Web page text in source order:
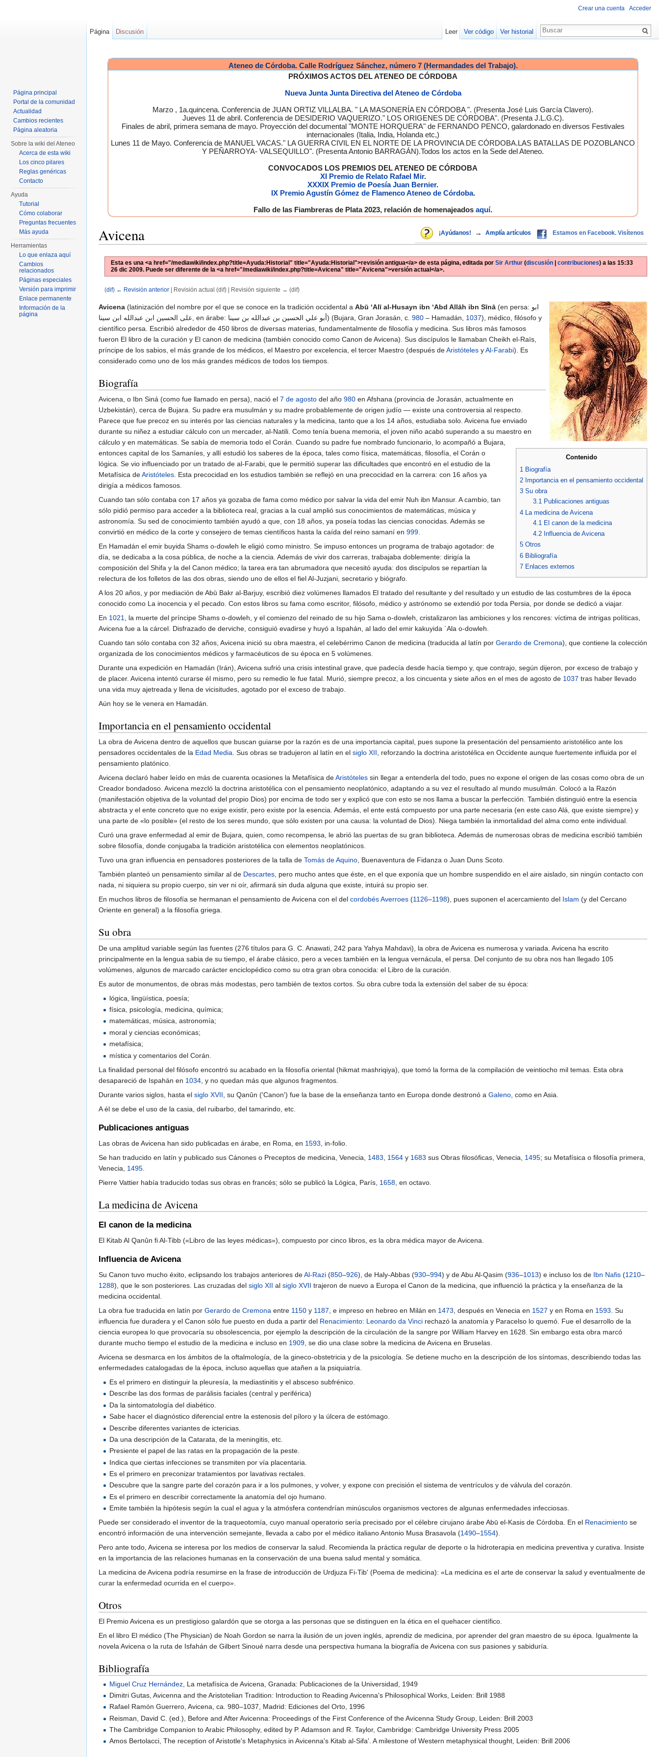
Ateneo de Córdoba. Calle Rodríguez Sánchez, número 7 (Hermandades del Trabajo).
PRÓXIMOS ACTOS DEL ATENEO DE CÓRDOBA
Nueva Junta Junta Directiva del Ateneo de Córdoba
Marzo , 1a.quincena. Conferencia de JUAN ORTIZ VILLALBA. " LA MASONERÍA EN CÓRDOBA ". (Presenta José Luis García Clavero).
Jueves 11 de abril. Conferencia de DESIDERIO VAQUERIZO." LOS ORIGENES DE CÓRDOBA". (Presenta J.L.G.C).
Finales de abril, primera semana de mayo. Proyección del documental "MONTE HORQUERA" de FERNANDO PENCO, galardonado en diversos Festivales
internacionales (Italia, India, Holanda etc,)
Lunes 11 de Mayo. Conferencia de MANUEL VACAS." LA GUERRA CIVIL EN EL NORTE DE LA PROVINCIA DE CÓRDOBA.LAS BATALLAS DE POZOBLANCO
Y PEÑARROYA- VALSEQUILLO". (Presenta Antonio BARRAGÁN).Todos los actos en la Sede del Ateneo.
CONVOCADOS LOS PREMIOS DEL ATENEO DE CÓRDOBA
XI Premio de Relato Rafael Mir.
XXXIX Premio de Poesía Juan Bernier.
IX Premio Agustín Gómez de Flamenco Ateneo de Córdoba.
Fallo de las Fiambreras de Plata 2023, relación de homenajeados aquí.
¡Ayúdanos! → Amplía artículos Estamos en Facebook. Visítenos
Avicena
Esta es una <a href="/mediawiki/index.php?title=Ayuda:Historial" title="Ayuda:Historial">revisión antigua</a> de esta página, editada por Sir Arthur (discusión| contribuciones)a las 15:33
26 dic 2009. Puede ser diferente de la <a href="/mediawiki/index.php?title=Avicena" title="Avicena">versión actual</a>.
(dif) ← Revisión anterior| Revisión actual (dif) | Revisión siguiente → (dif)
Contenido
1 Biografía
2 Importancia en el pensamiento occidental
3 Su obra
3.1 Publicaciones antiguas
4 La medicina de Avicena
4.1 El canon de la medicina
4.2 Influencia de Avicena
5 Otros
6 Bibliografía
7 Enlaces externos
Avicena (latinización del nombre por el que se conoce en la tradición occidental a Abū ‘Alī al-Husayn ibn ‘Abd Allāh ibn Sīnā (en persa: ابو
علی الحسین ابن عبدالله ابن سینا, en árabe: أبو علي الحسین بن عبدالله بن سینا) (Bujara, Gran Jorasán, c. 980 – Hamadán, 1037), médico, filósofo y
científico persa. Escribió alrededor de 450 libros de diversas materias, fundamentalmente de filosofía y medicina. Sus libros más famosos
fueron El libro de la curación y El canon de medicina (también conocido como Canon de Avicena). Sus discípulos le llamaban Cheikh el-Raïs,
príncipe de los sabios, el más grande de los médicos, el Maestro por excelencia, el tercer Maestro (después deAristóteles yAl-Farabi). Es
considerado como uno de los más grandes médicos de todos los tiempos.
Biografía
Avicena, o Ibn Siná (como fue llamado en persa), nació el 7 de agosto del año 980 en Afshana (provincia de Jorasán, actualmente en
Uzbekistán), cerca de Bujara. Su padre era musulmán y su madre probablemente de origen judío — existe una controversia al respecto.
Parece que fue precoz en su interés por las ciencias naturales y la medicina, tanto que a los 14 años, estudiaba solo. Avicena fue enviado
durante su niñez a estudiar cálculo con un mercader, al-Natili. Como tenía buena memoria, el joven niño acabó superando a su maestro en
cálculo y en matemáticas. Se sabía de memoria todo el Corán. Cuando su padre fue nombrado funcionario, lo acompañó a Bujara,
entonces capital de los Samaníes, y allí estudió los saberes de la época, tales como física, matemáticas, filosofía, el Corán o
lógica. Se vio influenciado por un tratado de al-Farabi, que le permitió superar las dificultades que encontró en el estudio de la
Metafísica deAristóteles . Esta precocidad en los estudios también se reflejó en una precocidad en la carrera: con 16 años ya
dirigía a médicos famosos.
Cuando tan sólo contaba con 17 años ya gozaba de fama como médico por salvar la vida del emir Nuh ibn Mansur. A cambio, tan
sólo pidió permiso para acceder a la biblioteca real, gracias a la cual amplió sus conocimientos de matemáticas, música y
astronomía. Su sed de conocimiento también ayudó a que, con 18 años, ya poseía todas las ciencias conocidas. Además se
convirtió en médico de la corte y consejero de temas científicos hasta la caída del reino samaní en 999
En Hamadán el emir buyida Shams o-dowleh le eligió como ministro. Se impuso entonces un programa de trabajo agotador: de
día, se dedicaba a la cosa pública, de noche a la ciencia. Además de vivir dos carreras, trabajaba doblemente: dirigía la
composición del Shifa y la del Canon médico; la tarea era tan abrumadora que necesitó ayuda: dos discípulos se repartían la
relectura de los folletos de las dos obras, siendo uno de ellos el fiel Al-Juzjani, secretario y biógrafo.
A los 20 años, y por mediación de Abū Bakr al-Barjuy, escribió diez volúmenes llamados El tratado del resultante y del resultado y un estudio de las costumbres de la época
conocido como La inocencia y el pecado. Con estos libros su fama como escritor, filósofo, médico y astrónomo se extendió por toda Persia, por donde se dedicó a viajar.
En 1021
, la muerte del príncipe Shams o-dowleh, y el comienzo del reinado de su hijo Sama o-dowleh, cristalizaron las ambiciones y los rencores: víctima de intrigas políticas,
Avicena fue a la cárcel. Disfrazado de derviche, consiguió evadirse y huyó a Ispahán, al lado del emir kakuyida `Ala o-dowleh.
Cuando tan sólo contaba con 32 años, Avicena inició su obra maestra, el celebérrimo Canon de medicina (traducida al latín por Gerardo de Cremona), que contiene la colección
organizada de los conocimientos médicos y farmacéuticos de su época en 5 volúmenes.
Durante una expedición en Hamadán (Irán), Avicena sufrió una crisis intestinal grave, que padecía desde hacía tiempo y, que contrajo, según dijeron, por exceso de trabajo y
de placer. Avicena intentó curarse él mismo, pero su remedio le fue fatal. Murió, siempre precoz, a los cincuenta y siete años en el mes de agosto de 1037 tras haber llevado
una vida muy ajetreada y llena de vicisitudes, agotado por el exceso de trabajo.
Aún hoy se le venera en Hamadán.
Importancia en el pensamiento occidental
La obra de Avicena dentro de aquellos que buscan guiarse por la razón es de una importancia capital, pues supone la presentación del pensamiento aristotélico ante los
pensadores occidentales de la Edad Media . Sus obras se tradujeron al latín en el siglo XII , reforzando la doctrina aristotélica en Occidente aunque fuertemente influida por el
pensamiento platónico.
Avicena declaró haber leído en más de cuarenta ocasiones la Metafísica deAristóteles sin llegar a entenderla del todo, pues no expone el origen de las cosas como obra de un
Creador bondadoso. Avicena mezcló la doctrina aristotélica con el pensamiento neoplatónico, adaptando a su vez el resultado al mundo musulmán. Colocó a la Razón
(manifestación objetiva de la voluntad del propio Dios) por encima de todo ser y explicó que con esto se nos llama a buscar la perfección. También distinguió entre la esencia
abstracta y el ente concreto que no exige existir, pero existe por la esencia. Además, el ente está compuesto por una parte necesaria (en este caso Alá, que existe siempre) y
una parte de «lo posible» (el resto de los seres mundo, que sólo existen por una causa: la voluntad de Dios). Niega también la inmortalidad del alma como ente individual.
Curó una grave enfermedad al emir de Bujara, quien, como recompensa, le abrió las puertas de su gran biblioteca. Además de numerosas obras de medicina escribió también
sobre filosofía, donde conjugaba la tradición aristotélica con elementos neoplatónicos.
Tuvo una gran influencia en pensadores posteriores de la talla de Tomás de Aquino , Buenaventura de Fidanza o Juan Duns Scoto.
También planteó un pensamiento similar al de Descartes , pero mucho antes que éste, en el que exponía que un hombre suspendido en el aire aislado, sin ningún contacto con
nada, ni siquiera su propio cuerpo, sin ver ni oír, afirmará sin duda alguna que existe, intuirá su propio ser.
En muchos libros de filosofía se hermanan el pensamiento de Avicena con el del cordobésAverroes (1126–1198), pues suponen el acercamiento del Islam (y del Cercano
Oriente en general) a la filosofía griega.
Su obra
De una amplitud variable según las fuentes (276 títulos para G. C. Anawati, 242 para Yahya Mahdavi), la obra de Avicena es numerosa y variada. Avicena ha escrito
principalmente en la lengua sabia de su tiempo, el árabe clásico, pero a veces también en la lengua vernácula, el persa. Del conjunto de su obra nos han llegado 105
volúmenes, algunos de marcado carácter enciclopédico como su otra gran obra conocida: el Libro de la curación.
Es autor de monumentos, de obras más modestas, pero también de textos cortos. Su obra cubre toda la extensión del saber de su época:
lógica, lingüística, poesía;
física, psicología, medicina, química;
matemáticas, música, astronomía;
moral y ciencias económicas;
metafísica;
mística y comentarios del Corán.
La finalidad personal del filósofo encontró su acabado en la filosofía oriental (hikmat mashriqiya), que tomó la forma de la compilación de veintiocho mil temas. Esta obra
desapareció de Ispahán en 1034 , y no quedan más que algunos fragmentos.
Durante varios siglos, hasta el siglo XVII , su Qanûn ('Canon') fue la base de la enseñanza tanto en Europa donde destronó a Galeno , como en Asia.
A él se debe el uso de la casia, del ruibarbo, del tamarindo, etc.
Publicaciones antiguas
Las obras de Avicena han sido publicadas en árabe, en Roma, en 1593 , in-folio.
Se han traducido en latín y publicado sus Cánones o Preceptos de medicina, Venecia, 1483 1564 y 1683 sus Obras filosóficas, Venecia, 1495; su Metafísica o filosofía primera,
Venecia, 1495
Pierre Vattier había traducido todas sus obras en francés; sólo se publicó la Lógica, París, 1658 , en octavo.
La medicina de Avicena
El canon de la medicina
El Kitab Al Qanûn fi Al-Tibb («Libro de las leyes médicas»), compuesto por cinco libros, es la obra médica mayor de Avicena.
Influencia de Avicena
Su Canon tuvo mucho éxito, eclipsando los trabajos anteriores deAl-Razi (850–926), de Haly-Abbas (930–994) y de Abu Al-Qasim (936–1013) e incluso los de Ibn Nafis (1210–
1288), que le son posteriores. Las cruzadas del siglo XII al siglo XVII trajeron de nuevo a Europa el Canon de la medicina, que influenció la práctica y la enseñanza de la
medicina occidental.
La obra fue traducida en latín por Gerardo de Cremona entre 1150 y 1187 , e impreso en hebreo en Milán en 1473 , después en Venecia en 1527 y en Roma en 1593 . Su
influencia fue duradera y el Canon sólo fue puesto en duda a partir del Renacimiento: Leonardo da Vinci rechazó la anatomía y Paracelso lo quemó. Fue el desarrollo de la
ciencia europea lo que provocaría su obsolescencia, por ejemplo la descripción de la circulación de la sangre por William Harvey en 1628. Sin embargo esta obra marcó
durante mucho tiempo el estudio de la medicina e incluso en 1909 , se dio una clase sobre la medicina de Avicena en Bruselas.
Avicena se desmarca en los ámbitos de la oftalmología, de la gineco-obstetricia y de la psicología. Se detiene mucho en la descripción de los síntomas, describiendo todas las
enfermedades catalogadas de la época, incluso aquellas que atañen a la psiquiatría.
Es el primero en distinguir la pleuresía, la mediastinitis y el absceso subfrénico.
Describe las dos formas de parálisis faciales (central y periférica)
Da la sintomatología del diabético.
Sabe hacer el diagnóstico diferencial entre la estenosis del píloro y la úlcera de estómago.
Describe diferentes variantes de ictericias.
Da una descripción de la Catarata, de la meningitis, etc.
Presiente el papel de las ratas en la propagación de la peste.
Indica que ciertas infecciones se transmiten por vía placentaria.
Es el primero en preconizar tratamientos por lavativas rectales.
Descubre que la sangre parte del corazón para ir a los pulmones, y volver, y expone con precisión el sistema de ventrículos y de válvula del corazón.
Es el primero en describir correctamente la anatomía del ojo humano.
Emite también la hipótesis según la cual el agua y la atmósfera contendrían minúsculos organismos vectores de algunas enfermedades infecciosas.
Puede ser considerado el inventor de la traqueotomía, cuyo manual operatorio sería precisado por el célebre cirujano árabe Abū el-Kasis de Córdoba. En el Renacimiento se
encontró información de una intervención semejante, llevada a cabo por el médico italiano Antonio Musa Brasavola (1490–1554).
Pero ante todo, Avicena se interesa por los medios de conservar la salud. Recomienda la práctica regular de deporte o la hidroterapia en medicina preventiva y curativa. Insiste
en la importancia de las relaciones humanas en la conservación de una buena salud mental y somática.
La medicina de Avicena podría resumirse en la frase de introducción de Urdjuza Fi-Tib' (Poema de medicina): «La medicina es el arte de conservar la salud y eventualmente de
curar la enfermedad ocurrida en el cuerpo».
Otros
El Premio Avicena es un prestigioso galardón que se otorga a las personas que se distinguen en la ética en el quehacer científico.
En el libro El médico (The Physician) de Noah Gordon se narra la ilusión de un joven inglés, aprendiz de medicina, por aprender del gran maestro de su época. Igualmente la
novela Avicena o la ruta de Isfahán de Gilbert Sinoué narra desde una perspectiva humana la biografía de Avicena con sus pasiones y sabiduría.
Bibliografía
Miguel Cruz Hernández , La metafísica de Avicena, Granada: Publicaciones de la Universidad, 1949
Dimitri Gutas, Avicenna and the Aristotelian Tradition: Introduction to Reading Avicenna's Philosophical Works, Leiden: Brill 1988
Rafael Ramón Guerrero, Avicena, ca. 980–1037, Madrid: Ediciones del Orto, 1996
Reisman, David C. (ed.), Before and After Avicenna: Proceedings of the First Conference of the Avicenna Study Group, Leiden: Brill 2003
The Cambridge Companion to Arabic Philosophy, edited by P. Adamson and R. Taylor, Cambridge: Cambridge University Press 2005
Amos Bertolacci, The reception of Aristotle's Metaphysics in Avicenna's Kitab al-Sifa'. A milestone of Western metaphysical thought, Leiden: Brill 2006
Crear una cuenta Acceder
Página Discusión Leer Ver código Ver historial
Página principal
Portal de la comunidad
Actualidad
Cambios recientes
Página aleatoria
Sobre la wiki del Ateneo
Acerca de esta wiki
Los cinco pilares
Reglas genéricas
Contacto
Ayuda
Tutorial
Cómo colaborar
Preguntas frecuentes
Más ayuda
Herramientas
Lo que enlaza aquí
Cambios
relacionados
Páginas especiales
Versión para imprimir
Enlace permanente
Información de la
página